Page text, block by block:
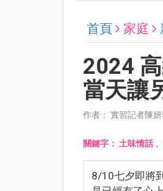
首頁 家庭
2024
當天讓
作者： 實習記者陳
關鍵字： 土味情話
8/10七夕即將